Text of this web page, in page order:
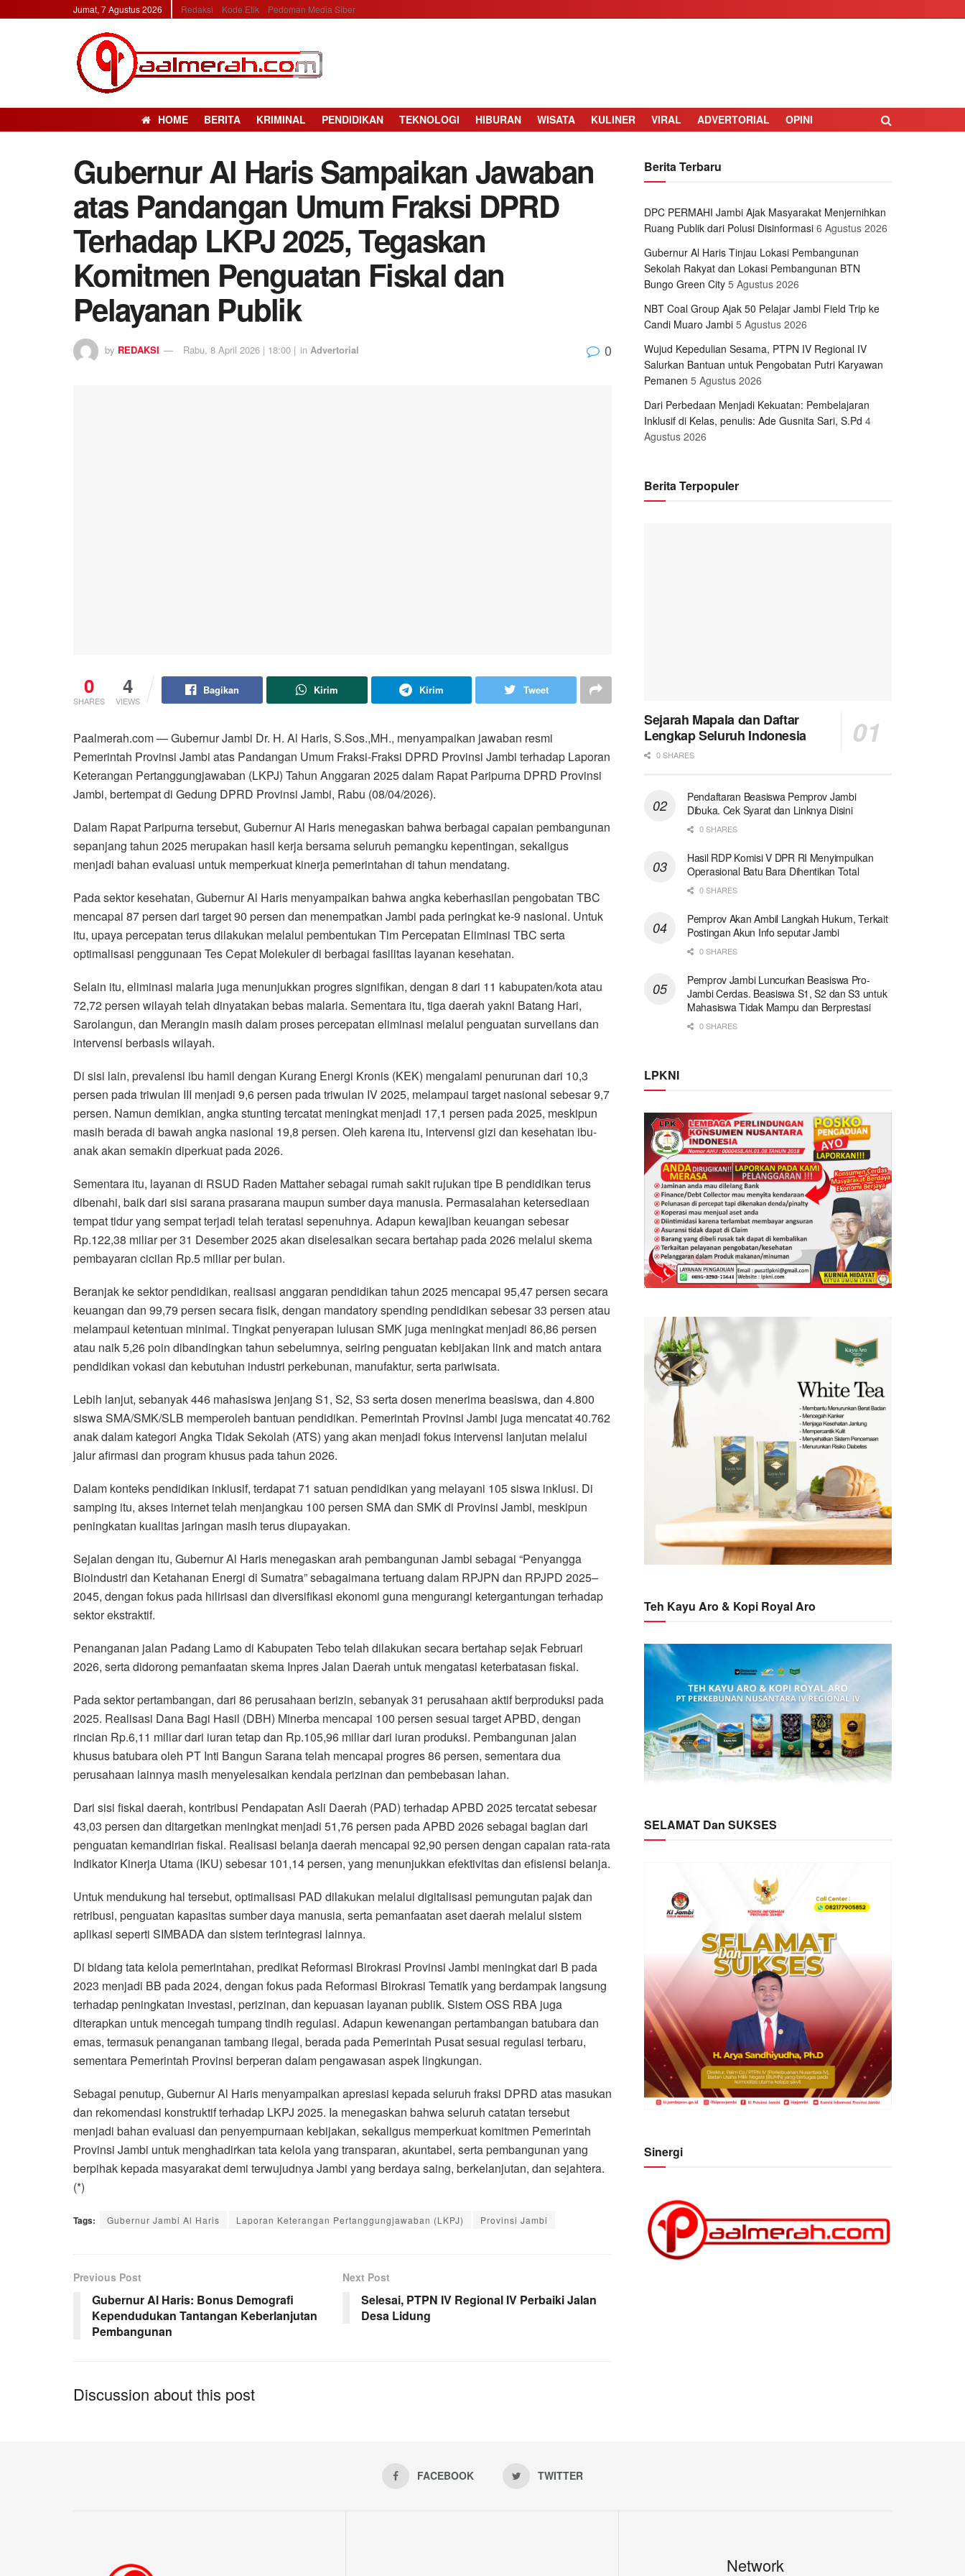
Jumat, 7 Agustus 2026 Redaksi Kode Etik Pedoman Media Siber
HOME BERITA KRIMINAL PENDIDIKAN TEKNOLOGI HIBURAN WISATA KULINER VIRAL ADVERTORIAL OPINI
Gubernur Al Haris Sampaikan Jawaban
atas Pandangan Umum Fraksi DPRD
Terhadap LKPJ 2025, Tegaskan
Komitmen Penguatan Fiskal dan
Pelayanan Publik
by REDAKSI Rabu, 8 April 2026 | 18:00 | in Advertorial 0
0
SHARES
4
VIEWS
Bagikan Kirim Kirim Tweet
Paalmerah.com — Gubernur Jambi Dr. H. Al Haris, S.Sos.,MH., menyampaikan jawaban resmi
Pemerintah Provinsi Jambi atas Pandangan Umum Fraksi-Fraksi DPRD Provinsi Jambi terhadap Laporan
Keterangan Pertanggungjawaban (LKPJ) Tahun Anggaran 2025 dalam Rapat Paripurna DPRD Provinsi
Jambi, bertempat di Gedung DPRD Provinsi Jambi, Rabu (08/04/2026).
Dalam Rapat Paripurna tersebut, Gubernur Al Haris menegaskan bahwa berbagai capaian pembangunan
sepanjang tahun 2025 merupakan hasil kerja bersama seluruh pemangku kepentingan, sekaligus
menjadi bahan evaluasi untuk memperkuat kinerja pemerintahan di tahun mendatang.
Pada sektor kesehatan, Gubernur Al Haris menyampaikan bahwa angka keberhasilan pengobatan TBC
mencapai 87 persen dari target 90 persen dan menempatkan Jambi pada peringkat ke-9 nasional. Untuk
itu, upaya percepatan terus dilakukan melalui pembentukan Tim Percepatan Eliminasi TBC serta
optimalisasi penggunaan Tes Cepat Molekuler di berbagai fasilitas layanan kesehatan.
Selain itu, eliminasi malaria juga menunjukkan progres signifikan, dengan 8 dari 11 kabupaten/kota atau
72,72 persen wilayah telah dinyatakan bebas malaria. Sementara itu, tiga daerah yakni Batang Hari,
Sarolangun, dan Merangin masih dalam proses percepatan eliminasi melalui penguatan surveilans dan
intervensi berbasis wilayah.
Di sisi lain, prevalensi ibu hamil dengan Kurang Energi Kronis (KEK) mengalami penurunan dari 10,3
persen pada triwulan III menjadi 9,6 persen pada triwulan IV 2025, melampaui target nasional sebesar 9,7
persen. Namun demikian, angka stunting tercatat meningkat menjadi 17,1 persen pada 2025, meskipun
masih berada di bawah angka nasional 19,8 persen. Oleh karena itu, intervensi gizi dan kesehatan ibu-
anak akan semakin diperkuat pada 2026.
Sementara itu, layanan di RSUD Raden Mattaher sebagai rumah sakit rujukan tipe B pendidikan terus
dibenahi, baik dari sisi sarana prasarana maupun sumber daya manusia. Permasalahan ketersediaan
tempat tidur yang sempat terjadi telah teratasi sepenuhnya. Adapun kewajiban keuangan sebesar
Rp.122,38 miliar per 31 Desember 2025 akan diselesaikan secara bertahap pada 2026 melalui skema
pembayaran cicilan Rp.5 miliar per bulan.
Beranjak ke sektor pendidikan, realisasi anggaran pendidikan tahun 2025 mencapai 95,47 persen secara
keuangan dan 99,79 persen secara fisik, dengan mandatory spending pendidikan sebesar 33 persen atau
melampaui ketentuan minimal. Tingkat penyerapan lulusan SMK juga meningkat menjadi 86,86 persen
atau naik 5,26 poin dibandingkan tahun sebelumnya, seiring penguatan kebijakan link and match antara
pendidikan vokasi dan kebutuhan industri perkebunan, manufaktur, serta pariwisata.
Lebih lanjut, sebanyak 446 mahasiswa jenjang S1, S2, S3 serta dosen menerima beasiswa, dan 4.800
siswa SMA/SMK/SLB memperoleh bantuan pendidikan. Pemerintah Provinsi Jambi juga mencatat 40.762
anak dalam kategori Angka Tidak Sekolah (ATS) yang akan menjadi fokus intervensi lanjutan melalui
jalur afirmasi dan program khusus pada tahun 2026.
Dalam konteks pendidikan inklusif, terdapat 71 satuan pendidikan yang melayani 105 siswa inklusi. Di
samping itu, akses internet telah menjangkau 100 persen SMA dan SMK di Provinsi Jambi, meskipun
peningkatan kualitas jaringan masih terus diupayakan.
Sejalan dengan itu, Gubernur Al Haris menegaskan arah pembangunan Jambi sebagai “Penyangga
Bioindustri dan Ketahanan Energi di Sumatra” sebagaimana tertuang dalam RPJPN dan RPJPD 2025–
2045, dengan fokus pada hilirisasi dan diversifikasi ekonomi guna mengurangi ketergantungan terhadap
sektor ekstraktif.
Penanganan jalan Padang Lamo di Kabupaten Tebo telah dilakukan secara bertahap sejak Februari
2026, serta didorong pemanfaatan skema Inpres Jalan Daerah untuk mengatasi keterbatasan fiskal.
Pada sektor pertambangan, dari 86 perusahaan berizin, sebanyak 31 perusahaan aktif berproduksi pada
2025. Realisasi Dana Bagi Hasil (DBH) Minerba mencapai 100 persen sesuai target APBD, dengan
rincian Rp.6,11 miliar dari iuran tetap dan Rp.105,96 miliar dari iuran produksi. Pembangunan jalan
khusus batubara oleh PT Inti Bangun Sarana telah mencapai progres 86 persen, sementara dua
perusahaan lainnya masih menyelesaikan kendala perizinan dan pembebasan lahan.
Dari sisi fiskal daerah, kontribusi Pendapatan Asli Daerah (PAD) terhadap APBD 2025 tercatat sebesar
43,03 persen dan ditargetkan meningkat menjadi 51,76 persen pada APBD 2026 sebagai bagian dari
penguatan kemandirian fiskal. Realisasi belanja daerah mencapai 92,90 persen dengan capaian rata-rata
Indikator Kinerja Utama (IKU) sebesar 101,14 persen, yang menunjukkan efektivitas dan efisiensi belanja.
Untuk mendukung hal tersebut, optimalisasi PAD dilakukan melalui digitalisasi pemungutan pajak dan
retribusi, penguatan kapasitas sumber daya manusia, serta pemanfaatan aset daerah melalui sistem
aplikasi seperti SIMBADA dan sistem terintegrasi lainnya.
Di bidang tata kelola pemerintahan, predikat Reformasi Birokrasi Provinsi Jambi meningkat dari B pada
2023 menjadi BB pada 2024, dengan fokus pada Reformasi Birokrasi Tematik yang berdampak langsung
terhadap peningkatan investasi, perizinan, dan kepuasan layanan publik. Sistem OSS RBA juga
diterapkan untuk mencegah tumpang tindih regulasi. Adapun kewenangan pertambangan batubara dan
emas, termasuk penanganan tambang ilegal, berada pada Pemerintah Pusat sesuai regulasi terbaru,
sementara Pemerintah Provinsi berperan dalam pengawasan aspek lingkungan.
Sebagai penutup, Gubernur Al Haris menyampaikan apresiasi kepada seluruh fraksi DPRD atas masukan
dan rekomendasi konstruktif terhadap LKPJ 2025. Ia menegaskan bahwa seluruh catatan tersebut
menjadi bahan evaluasi dan penyempurnaan kebijakan, sekaligus memperkuat komitmen Pemerintah
Provinsi Jambi untuk menghadirkan tata kelola yang transparan, akuntabel, serta pembangunan yang
berpihak kepada masyarakat demi terwujudnya Jambi yang berdaya saing, berkelanjutan, dan sejahtera.
(*)
Tags: Gubernur Jambi Al Haris Laporan Keterangan Pertanggungjawaban (LKPJ) Provinsi Jambi
Previous Post
Gubernur Al Haris: Bonus Demografi
Kependudukan Tantangan Keberlanjutan
Pembangunan
Next Post
Selesai, PTPN IV Regional IV Perbaiki Jalan
Desa Lidung
Discussion about this post
Berita Terbaru
DPC PERMAHI Jambi Ajak Masyarakat Menjernihkan
Ruang Publik dari Polusi Disinformasi 6 Agustus 2026
Gubernur Al Haris Tinjau Lokasi Pembangunan
Sekolah Rakyat dan Lokasi Pembangunan BTN
Bungo Green City 5 Agustus 2026
NBT Coal Group Ajak 50 Pelajar Jambi Field Trip ke
Candi Muaro Jambi 5 Agustus 2026
Wujud Kepedulian Sesama, PTPN IV Regional IV
Salurkan Bantuan untuk Pengobatan Putri Karyawan
Pemanen 5 Agustus 2026
Dari Perbedaan Menjadi Kekuatan: Pembelajaran
Inklusif di Kelas, penulis: Ade Gusnita Sari, S.Pd 4
Agustus 2026
Berita Terpopuler
Sejarah Mapala dan Daftar
Lengkap Seluruh Indonesia
0 SHARES
Pendaftaran Beasiswa Pemprov Jambi
Dibuka. Cek Syarat dan Linknya Disini
0 SHARES
Hasil RDP Komisi V DPR RI Menyimpulkan
Operasional Batu Bara Dihentikan Total
0 SHARES
Pemprov Akan Ambil Langkah Hukum, Terkait
Postingan Akun Info seputar Jambi
0 SHARES
Pemprov Jambi Luncurkan Beasiswa Pro-
Jambi Cerdas. Beasiswa S1, S2 dan S3 untuk
Mahasiswa Tidak Mampu dan Berprestasi
0 SHARES
LPKNI
Teh Kayu Aro & Kopi Royal Aro
SELAMAT Dan SUKSES
Sinergi
FACEBOOK TWITTER
Network